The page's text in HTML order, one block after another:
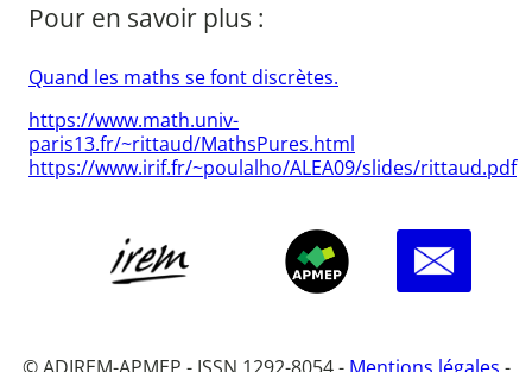
Pour en savoir plus :
Quand les maths se font discrètes.
https://www.math.univ-
paris13.fr/~rittaud/MathsPures.html
https://www.irif.fr/~poulalho/ALEA09/slides/rittaud.pdf
© ADIREM-APMEP - ISSN 1292-8054 - Mentions légales -